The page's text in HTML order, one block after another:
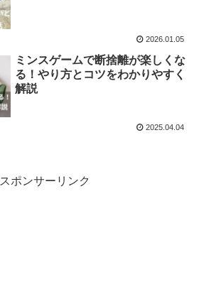
2026.01.05
ミンスゲームで断捨離が楽しくな
る！やり方とコツをわかりやすく
解説
2025.04.04
スポンサーリンク